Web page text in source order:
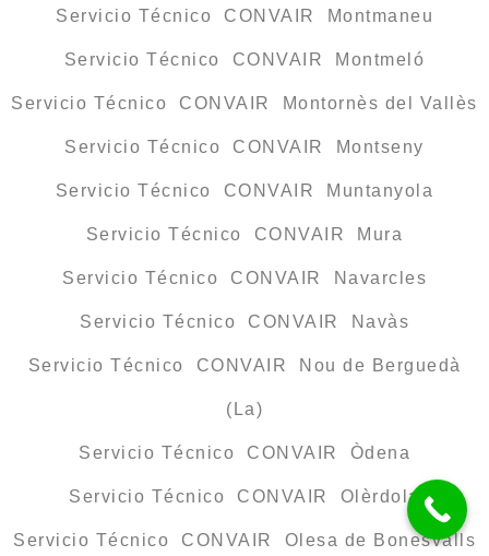
Servicio Técnico CONVAIR Montmaneu
Servicio Técnico CONVAIR Montmeló
Servicio Técnico CONVAIR Montornès del Vallès
Servicio Técnico CONVAIR Montseny
Servicio Técnico CONVAIR Muntanyola
Servicio Técnico CONVAIR Mura
Servicio Técnico CONVAIR Navarcles
Servicio Técnico CONVAIR Navàs
Servicio Técnico CONVAIR Nou de Berguedà
(La)
Servicio Técnico CONVAIR Òdena
Servicio Técnico CONVAIR Olèrdola
Servicio Técnico CONVAIR Olesa de Bonesvalls